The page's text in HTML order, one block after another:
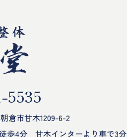
5535
倉市甘木1209-6-2
歩4分 甘木インターより車で3分